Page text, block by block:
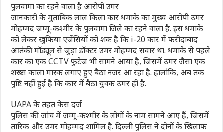
पुलवामा का रहने वाला है आरोपी उमर
जानकारी के मुताबिक लाल किला कार धमाके का मुख्य आरोपी उमर
मोहम्मद जम्मू-कश्मीर के पुलवामा जिले का रहने वाला है. इस धमाके
को लेकर खुफिया एजेंसियों को शक है कि i-20 कार में फरीदाबाद
आतंकी मॉड्यूल से जुड़ा डॉक्टर उमर मोहम्मद सवार था. धमाके से पहले
कार का एक CCTV फुटेज भी सामने आया है, जिसमें उमर जैसा एक
शख्स काला मास्क लगाए हुए बैठा नजर आ रहा है. हालांकि, अब तक
पुष्टि नहीं हुई है कि कार में बैठा युवक उमर ही है.
UAPA के तहत केस दर्ज
पुलिस की जांच में जम्मू-कश्मीर के लोगों के नाम सामने आए हैं, जिसमें
तारिक और उमर मोहम्मद शामिल है. दिल्ली पुलिस ने दोनों के खिलाफ